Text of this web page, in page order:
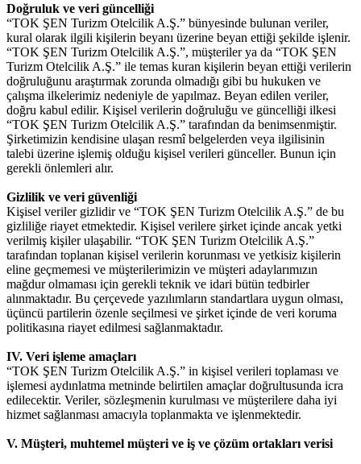
Doğruluk ve veri güncelliği
“TOK ŞEN Turizm Otelcilik A.Ş.” bünyesinde bulunan veriler,
kural olarak ilgili kişilerin beyanı üzerine beyan ettiği şekilde işlenir.
“TOK ŞEN Turizm Otelcilik A.Ş.”, müşteriler ya da “TOK ŞEN
Turizm Otelcilik A.Ş.” ile temas kuran kişilerin beyan ettiği verilerin
doğruluğunu araştırmak zorunda olmadığı gibi bu hukuken ve
çalışma ilkelerimiz nedeniyle de yapılmaz. Beyan edilen veriler,
doğru kabul edilir. Kişisel verilerin doğruluğu ve güncelliği ilkesi
“TOK ŞEN Turizm Otelcilik A.Ş.” tarafından da benimsenmiştir.
Şirketimizin kendisine ulaşan resmî belgelerden veya ilgilisinin
talebi üzerine işlemiş olduğu kişisel verileri günceller. Bunun için
gerekli önlemleri alır.
Gizlilik ve veri güvenliği
Kişisel veriler gizlidir ve “TOK ŞEN Turizm Otelcilik A.Ş.” de bu
gizliliğe riayet etmektedir. Kişisel verilere şirket içinde ancak yetki
verilmiş kişiler ulaşabilir. “TOK ŞEN Turizm Otelcilik A.Ş.”
tarafından toplanan kişisel verilerin korunması ve yetkisiz kişilerin
eline geçmemesi ve müşterilerimizin ve müşteri adaylarımızın
mağdur olmaması için gerekli teknik ve idari bütün tedbirler
alınmaktadır. Bu çerçevede yazılımların standartlara uygun olması,
üçüncü partilerin özenle seçilmesi ve şirket içinde de veri koruma
politikasına riayet edilmesi sağlanmaktadır.
IV. Veri işleme amaçları
“TOK ŞEN Turizm Otelcilik A.Ş.” in kişisel verileri toplaması ve
işlemesi aydınlatma metninde belirtilen amaçlar doğrultusunda icra
edilecektir. Veriler, sözleşmenin kurulması ve müşterilere daha iyi
hizmet sağlanması amacıyla toplanmakta ve işlenmektedir.
V. Müşteri, muhtemel müşteri ve iş ve çözüm ortakları verisi